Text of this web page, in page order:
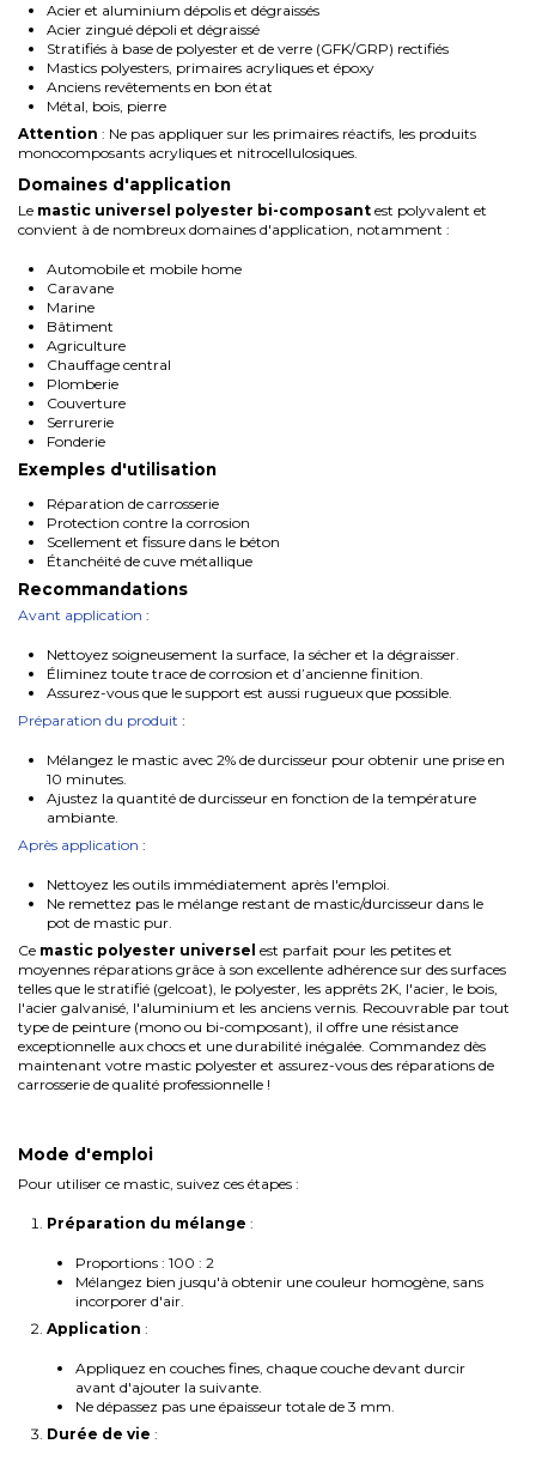
Acier et aluminium dépolis et dégraissés
Acier zingué dépoli et dégraissé
Stratifiés à base de polyester et de verre (GFK/GRP) rectifiés
Mastics polyesters, primaires acryliques et époxy
Anciens revêtements en bon état
Métal, bois, pierre
Attention : Ne pas appliquer sur les primaires réactifs, les produits
monocomposants acryliques et nitrocellulosiques.
Domaines d'application
Le mastic universel polyester bi-composant est polyvalent et
convient à de nombreux domaines d'application, notamment :
Automobile et mobile home
Caravane
Marine
Bâtiment
Agriculture
Chauffage central
Plomberie
Couverture
Serrurerie
Fonderie
Exemples d'utilisation
Réparation de carrosserie
Protection contre la corrosion
Scellement et fissure dans le béton
Étanchéité de cuve métallique
Recommandations
Avant application :
Nettoyez soigneusement la surface, la sécher et la dégraisser.
Éliminez toute trace de corrosion et d’ancienne finition.
Assurez-vous que le support est aussi rugueux que possible.
Préparation du produit :
Mélangez le mastic avec 2% de durcisseur pour obtenir une prise en
10 minutes.
Ajustez la quantité de durcisseur en fonction de la température
ambiante.
Après application :
Nettoyez les outils immédiatement après l'emploi.
Ne remettez pas le mélange restant de mastic/durcisseur dans le
pot de mastic pur.
Ce mastic polyester universel est parfait pour les petites et
moyennes réparations grâce à son excellente adhérence sur des surfaces
telles que le stratifié (gelcoat), le polyester, les apprêts 2K, l'acier, le bois,
l'acier galvanisé, l'aluminium et les anciens vernis. Recouvrable par tout
type de peinture (mono ou bi-composant), il offre une résistance
exceptionnelle aux chocs et une durabilité inégalée. Commandez dès
maintenant votre mastic polyester et assurez-vous des réparations de
carrosserie de qualité professionnelle !
Mode d'emploi
Pour utiliser ce mastic, suivez ces étapes :
Préparation du mélange :
Proportions : 100 : 2
Mélangez bien jusqu'à obtenir une couleur homogène, sans
incorporer d'air.
Application :
Appliquez en couches fines, chaque couche devant durcir
avant d'ajouter la suivante.
Ne dépassez pas une épaisseur totale de 3 mm.
Durée de vie :